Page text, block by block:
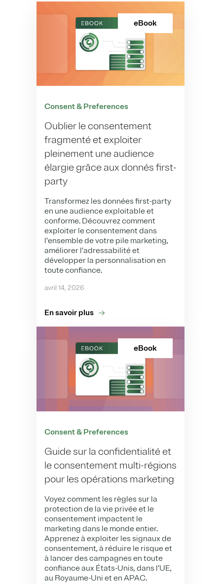
eBook
Consent & Preferences
Oublier le consentement
fragmenté et exploiter
pleinement une audience
élargie grâce aux donnés first-
party
Transformez les données first-party
en une audience exploitable et
conforme. Découvrez comment
exploiter le consentement dans
l’ensemble de votre pile marketing,
améliorer l’adressabilité et
développer la personnalisation en
toute confiance.
avril 14, 2026
En savoir plus
eBook
Consent & Preferences
Guide sur la confidentialité et
le consentement multi-régions
pour les opérations marketing
Voyez comment les règles sur la
protection de la vie privée et le
consentement impactent le
marketing dans le monde entier.
Apprenez à exploiter les signaux de
consentement, à réduire le risque et
à lancer des campagnes en toute
confiance aux États-Unis, dans l’UE,
au Royaume-Uni et en APAC.